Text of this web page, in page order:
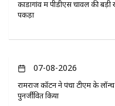
कोंडागांव में पीडीएस चावल की
पकड़ा
07-08-2026
रामराज कॉटन ने पंचा टीएम के
पुनर्जीवित किया